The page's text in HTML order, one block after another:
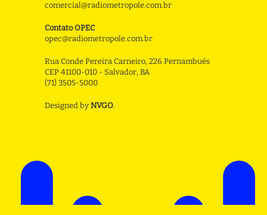
comercial@radiometropole.com.br
Contato OPEC
opec@radiometropole.com.br
Rua Conde Pereira Carneiro, 226 Pernambués
CEP 41100-010 - Salvador, BA
(71) 3505-5000
Designed by NVGO.